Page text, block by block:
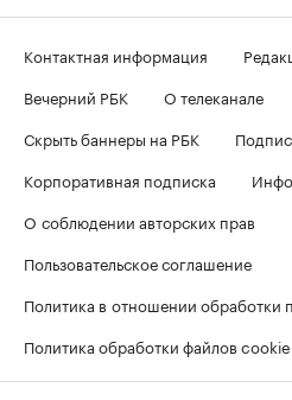
Контактная информация
Вечерний РБК
О телеканале
Скрыть баннеры на РБК
Корпоративная подписка
О соблюдении авторских прав
Пользовательское соглашение
Политика в отношении обработки
Политика обработки файлов cookie